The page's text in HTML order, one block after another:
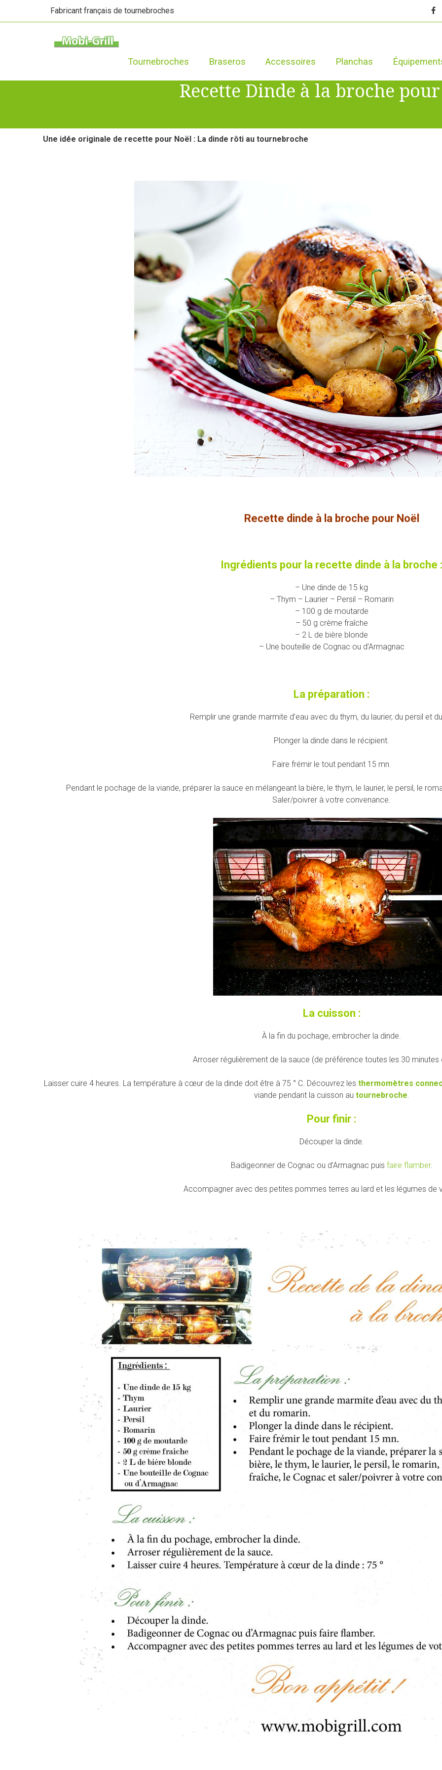
Fabricant français de tournebroches
Tournebroches Braseros Accessoires Planchas
Recette Dinde à la broche
Une idée originale de recette pour Noël : La dinde rôti au tournebroche
Recette dinde à la broche pour Noël
Ingrédients pour la recette dinde à la broche :
– Une dinde de 15 kg
– Thym – Laurier – Persil – Romarin
– 100 g de moutarde
– 50 g crème fraîche
– 2 L de bière blonde
– Une bouteille de Cognac ou d’Armagnac
La préparation :
Remplir une grande marmite d’eau avec du thym, du laurier, du persil et
Plonger la dinde dans le récipient.
Faire frémir le tout pendant 15 mn.
Pendant le pochage de la viande, préparer la sauce en mélangeant la bière, le thym, le laurier, le persil, le
Saler/poivrer à votre convenance.
La cuisson :
À la fin du pochage, embrocher la dinde.
Arroser régulièrement de la sauce (de préférence toutes les 30 minutes
Laisser cuire 4 heures. La température à cœur de la dinde doit être à 75 ° C. Découvrez les thermomètres
viande pendant la cuisson au tournebroche.
Pour finir :
Découper la dinde.
Badigeonner de Cognac ou d’Armagnac puis faire flamber.
Accompagner avec des petites pommes terres au lard et les légumes de